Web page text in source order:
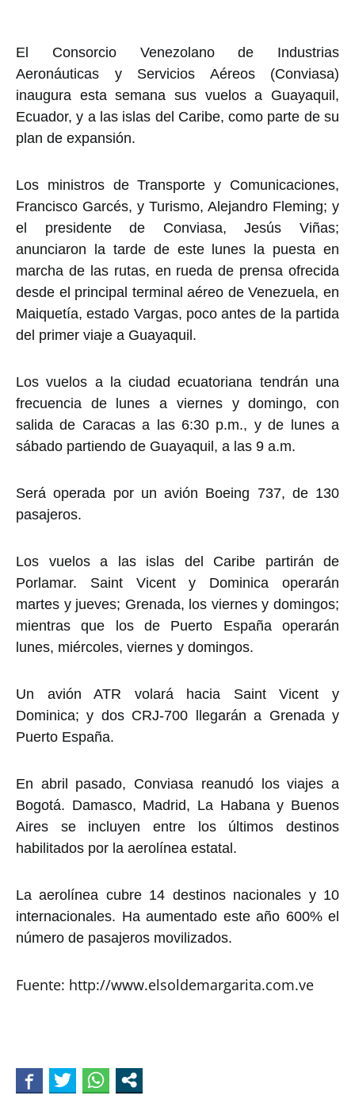
El Consorcio Venezolano de Industrias
Aeronáuticas y Servicios Aéreos (Conviasa)
inaugura esta semana sus vuelos a Guayaquil,
Ecuador, y a las islas del Caribe, como parte de su
plan de expansión.
Los ministros de Transporte y Comunicaciones,
Francisco Garcés, y Turismo, Alejandro Fleming; y
el presidente de Conviasa, Jesús Viñas;
anunciaron la tarde de este lunes la puesta en
marcha de las rutas, en rueda de prensa ofrecida
desde el principal terminal aéreo de Venezuela, en
Maiquetía, estado Vargas, poco antes de la partida
del primer viaje a Guayaquil.
Los vuelos a la ciudad ecuatoriana tendrán una
frecuencia de lunes a viernes y domingo, con
salida de Caracas a las 6:30 p.m., y de lunes a
sábado partiendo de Guayaquil, a las 9 a.m.
Será operada por un avión Boeing 737, de 130
pasajeros.
Los vuelos a las islas del Caribe partirán de
Porlamar. Saint Vicent y Dominica operarán
martes y jueves; Grenada, los viernes y domingos;
mientras que los de Puerto España operarán
lunes, miércoles, viernes y domingos.
Un avión ATR volará hacia Saint Vicent y
Dominica; y dos CRJ-700 llegarán a Grenada y
Puerto España.
En abril pasado, Conviasa reanudó los viajes a
Bogotá. Damasco, Madrid, La Habana y Buenos
Aires se incluyen entre los últimos destinos
habilitados por la aerolínea estatal.
La aerolínea cubre 14 destinos nacionales y 10
internacionales. Ha aumentado este año 600% el
número de pasajeros movilizados.
Fuente: http://www.elsoldemargarita.com.ve